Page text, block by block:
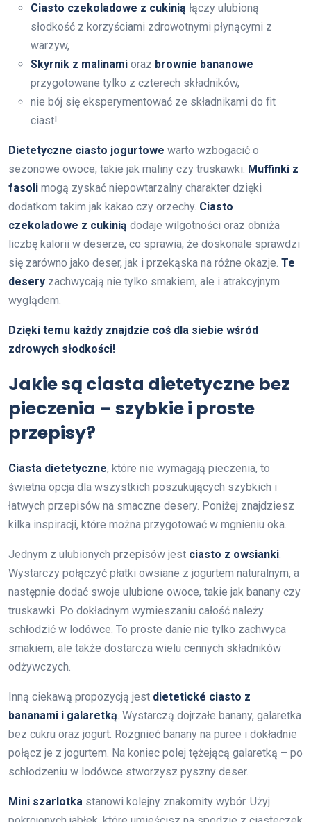
Ciasto czekoladowe z cukinią łączy ulubioną
słodkość z korzyściami zdrowotnymi płynącymi z
warzyw,
Skyrnik z malinami oraz brownie bananowe
przygotowane tylko z czterech składników,
nie bój się eksperymentować ze składnikami do fit
ciast!
Dietetyczne ciasto jogurtowe warto wzbogacić o
sezonowe owoce, takie jak maliny czy truskawki. Muffinki z
fasoli mogą zyskać niepowtarzalny charakter dzięki
dodatkom takim jak kakao czy orzechy. Ciasto
czekoladowe z cukinią dodaje wilgotności oraz obniża
liczbę kalorii w deserze, co sprawia, że doskonale sprawdzi
się zarówno jako deser, jak i przekąska na różne okazje. Te
desery zachwycają nie tylko smakiem, ale i atrakcyjnym
wyglądem.
Dzięki temu każdy znajdzie coś dla siebie wśród
zdrowych słodkości!
Jakie są ciasta dietetyczne bez
pieczenia – szybkie i proste
przepisy?
Ciasta dietetyczne, które nie wymagają pieczenia, to
świetna opcja dla wszystkich poszukujących szybkich i
łatwych przepisów na smaczne desery. Poniżej znajdziesz
kilka inspiracji, które można przygotować w mgnieniu oka.
Jednym z ulubionych przepisów jest ciasto z owsianki
Wystarczy połączyć płatki owsiane z jogurtem naturalnym, a
następnie dodać swoje ulubione owoce, takie jak banany czy
truskawki. Po dokładnym wymieszaniu całość należy
schłodzić w lodówce. To proste danie nie tylko zachwyca
smakiem, ale także dostarcza wielu cennych składników
odżywczych.
Inną ciekawą propozycją jest dietetické ciasto z
bananami i galaretką . Wystarczą dojrzałe banany, galaretka
bez cukru oraz jogurt. Rozgnieć banany na puree i dokładnie
połącz je z jogurtem. Na koniec polej tężejącą galaretką – po
schłodzeniu w lodówce stworzysz pyszny deser.
Mini szarlotka stanowi kolejny znakomity wybór. Użyj